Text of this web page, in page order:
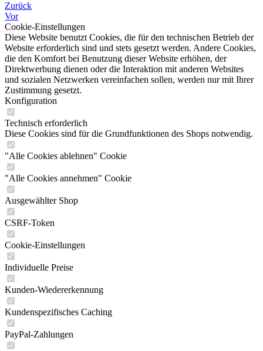
Zurück
Vor
Cookie-Einstellungen
Diese Website benutzt Cookies, die für den technischen Betrieb der
Website erforderlich sind und stets gesetzt werden. Andere Cookies,
die den Komfort bei Benutzung dieser Website erhöhen, der
Direktwerbung dienen oder die Interaktion mit anderen Websites
und sozialen Netzwerken vereinfachen sollen, werden nur mit Ihrer
Zustimmung gesetzt.
Konfiguration
Technisch erforderlich
Diese Cookies sind für die Grundfunktionen des Shops notwendig.
"Alle Cookies ablehnen" Cookie
"Alle Cookies annehmen" Cookie
Ausgewählter Shop
CSRF-Token
Cookie-Einstellungen
Individuelle Preise
Kunden-Wiedererkennung
Kundenspezifisches Caching
PayPal-Zahlungen